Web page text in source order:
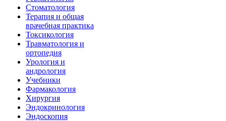
Стоматология
Терапия и общая
врачебная практика
Токсикология
Травматология и
ортопедия
Урология и
андрология
Учебники
Фармакология
Хирургия
Эндокринология
Эндоскопия